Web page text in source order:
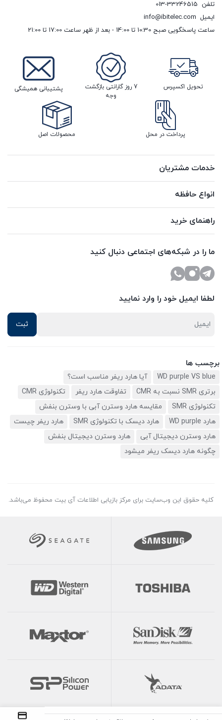
تلفن 013-33246515
ایمیل info@ibitelec.com
ساعت پاسخگویی صبح 10:30 تا 14:00 - بعد از ظهر ساعت 17:00 تا 21:00
تحویل اکسپرس
7 روز گارانتی بازگشت
وجه
پشتیبانی همیشگی
پرداخت در محل محصولات اصل
خدمات مشتریان
انواع حافظه
راهنمای خرید
ما را در شبکه‌های اجتماعی دنبال کنید
لطفا ایمیل خود را وارد نمایید
برچسب ها
WD purple VS blue
آیا هارد ریفر مناسب است؟
برتری SMR نسبت به CMR
تفاوقت هارد ریفر
تکنولوژی CMR
تکنولوژی SMR
مقایسه هارد وسترن آبی با وسترن بنفش
هارد WD purple
هارد دیسک با تکنولوژی SMR
هارد ریفر چیست
هارد وسترن دیجیتال آبی
هارد وسترن دیجیتال بنفش
چگونه هارد دیسک ریفر میشود
کلیه حقوق این وب‌سایت برای مرکز بازیابی اطلاعات آی بیت محفوظ می‌باشد.